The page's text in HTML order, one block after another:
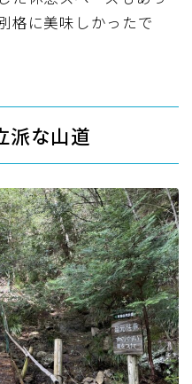
格に美味しかったで
派な山道